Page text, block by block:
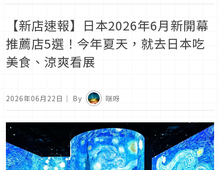
【新店速報】日本2026年6月新開幕
推薦店5選！今年夏天，就去日本吃
美食、涼爽看展
2026年06月22日 ｜ By 咪呀